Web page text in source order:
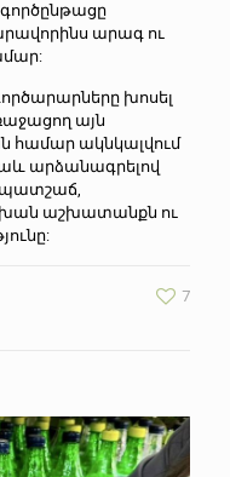
արագ ու
խոսել
այն
համար ակնկալվում
արձանագրելով
պատշաճ,
աշխատանքն ու
7